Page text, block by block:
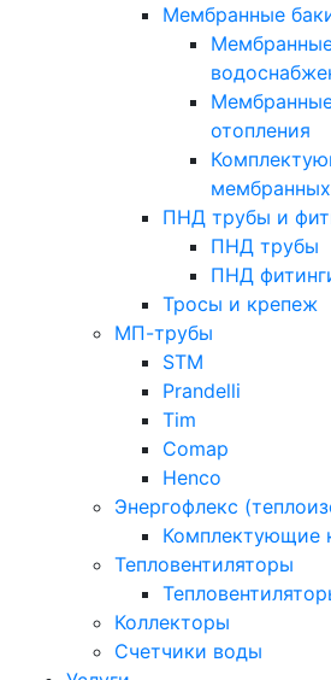
Мембранные
отопления
ПНД трубы и
ПНД трубы
ПНД
Тросы и крепеж
МП-трубы
STM
Prandelli
Tim
Comap
Henco
Энергофлекс
Комплектующие
Тепловентиляторы
Коллекторы
Счетчики воды